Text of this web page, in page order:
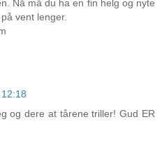
Nå må du ha en fin helg og nyte
vent lenger.
og dere at tårene triller! Gud ER